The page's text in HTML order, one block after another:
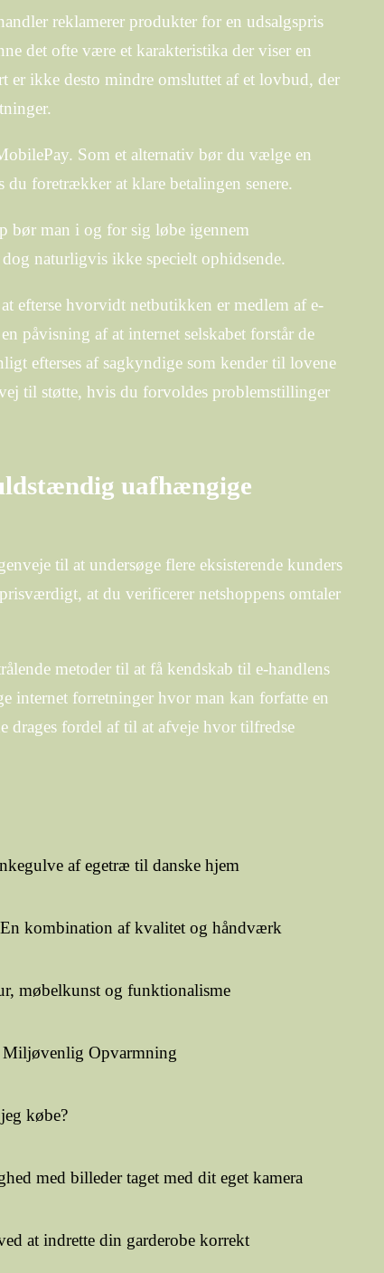
reklamerer produkter for en udsalgspris
det ofte være et karakteristika der viser en
er ikke desto mindre omsluttet af et lovbud, der
Som et alternativ bør du vælge en
foretrækker at klare betalingen senere.
bør man i og for sig løbe igennem
naturligvis ikke specielt ophidsende.
efterse hvorvidt netbutikken er medlem af e-
påvisning af at internet selskabet forstår de
efterses af sagkyndige som kender til lovene
til støtte, hvis du forvoldes problemstillinger
uafhængige
til at undersøge flere eksisterende kunders
at du verificerer netshoppens omtaler
metoder til at få kendskab til e-handlens
internet forretninger hvor man kan forfatte en
drages fordel af til at afveje hvor tilfredse
af egetræ til danske hjem
kombination af kvalitet og håndværk
møbelkunst og funktionalisme
Opvarmning
købe?
med billeder taget med dit eget kamera
at indrette din garderobe korrekt